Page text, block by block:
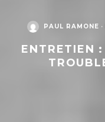
PAUL RAMONE ·
ENTRETIEN